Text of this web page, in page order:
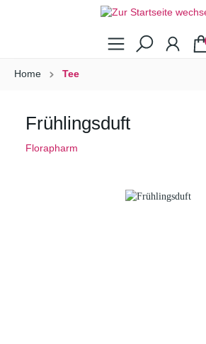
Home Tee
Frühlingsduft
Florapharm